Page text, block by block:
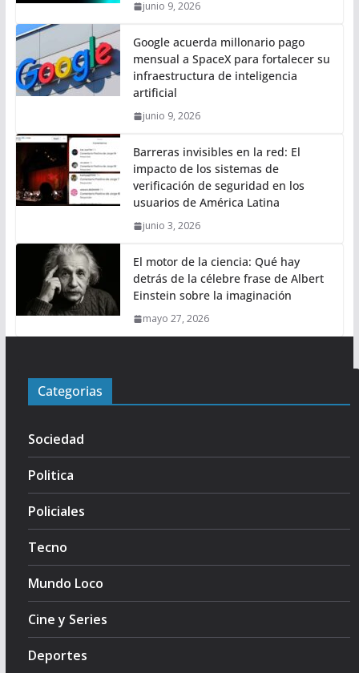
junio 9, 2026
Google acuerda millonario pago
mensual a SpaceX para fortalecer su
infraestructura de inteligencia
artificial
junio 9, 2026
Barreras invisibles en la red: El
impacto de los sistemas de
verificación de seguridad en los
usuarios de América Latina
junio 3, 2026
El motor de la ciencia: Qué hay
detrás de la célebre frase de Albert
Einstein sobre la imaginación
mayo 27, 2026
Categorias
Sociedad
Politica
Policiales
Tecno
Mundo Loco
Cine y Series
Deportes